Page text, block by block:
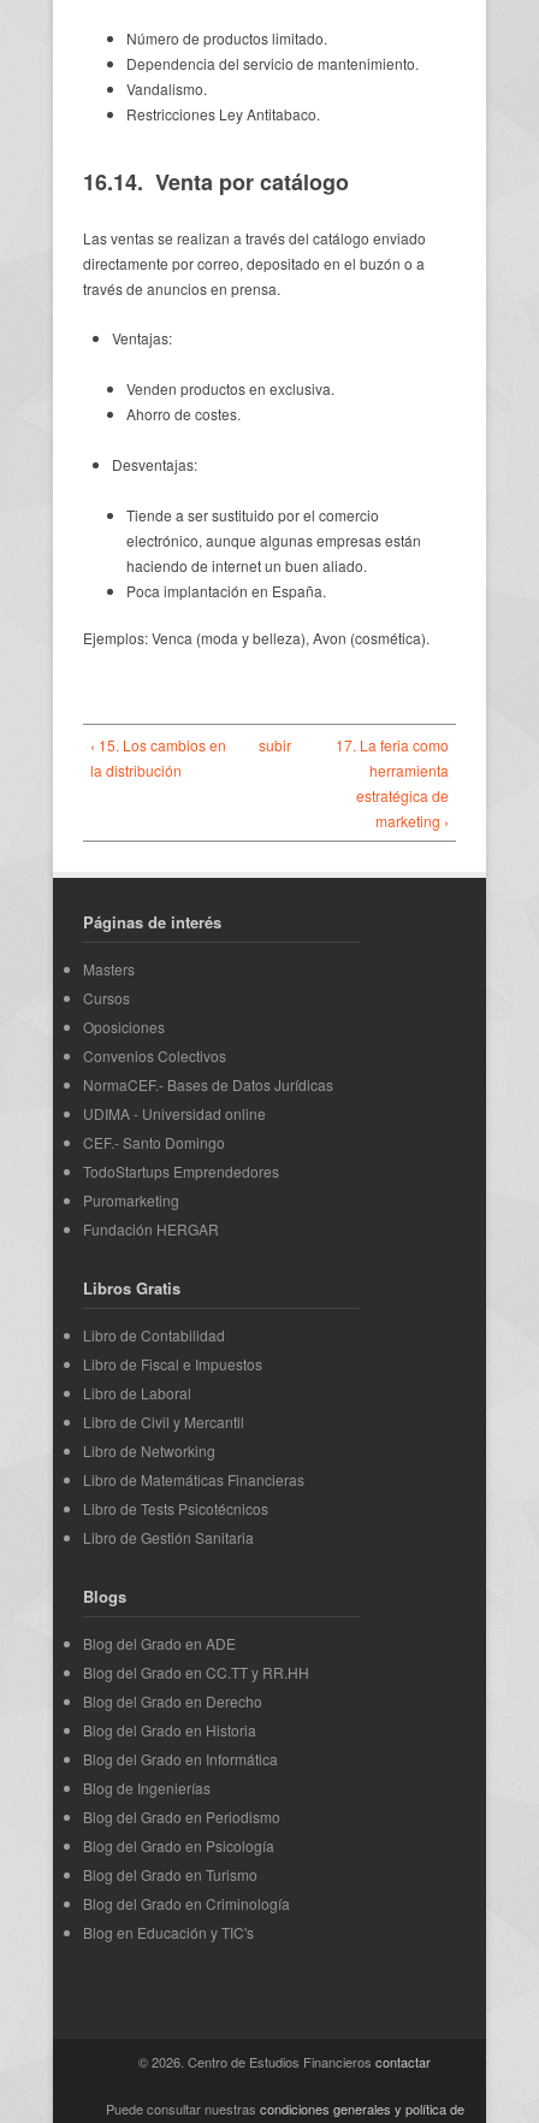
Número de productos limitado.
Dependencia del servicio de mantenimiento.
Vandalismo.
Restricciones Ley Antitabaco.
16.14. Venta por catálogo
Las ventas se realizan a través del catálogo enviado
directamente por correo, depositado en el buzón o a
través de anuncios en prensa.
Ventajas:
Venden productos en exclusiva.
Ahorro de costes.
Desventajas:
Tiende a ser sustituido por el comercio
electrónico, aunque algunas empresas están
haciendo de internet un buen aliado.
Poca implantación en España.
Ejemplos: Venca (moda y belleza), Avon (cosmética).
‹ 15. Los cambios en
la distribución
subir
17. La feria como
herramienta
estratégica de
marketing ›
Páginas de interés
Masters
Cursos
Oposiciones
Convenios Colectivos
NormaCEF.- Bases de Datos Jurídicas
UDIMA - Universidad online
CEF.- Santo Domingo
TodoStartups Emprendedores
Puromarketing
Fundación HERGAR
Libros Gratis
Libro de Contabilidad
Libro de Fiscal e Impuestos
Libro de Laboral
Libro de Civil y Mercantil
Libro de Networking
Libro de Matemáticas Financieras
Libro de Tests Psicotécnicos
Libro de Gestión Sanitaria
Blogs
Blog del Grado en ADE
Blog del Grado en CC.TT y RR.HH
Blog del Grado en Derecho
Blog del Grado en Historia
Blog del Grado en Informática
Blog de Ingenierías
Blog del Grado en Periodismo
Blog del Grado en Psicología
Blog del Grado en Turismo
Blog del Grado en Criminología
Blog en Educación y TIC's
© 2026. Centro de Estudios Financieros contactar
Puede consultar nuestras condiciones generales y política de